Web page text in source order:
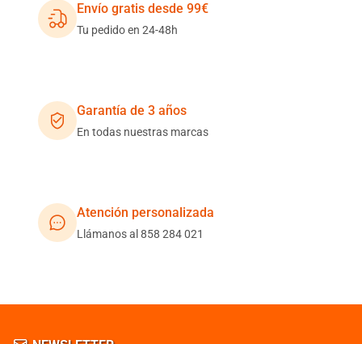
Envío gratis desde 99€
Tu pedido en 24-48h
Garantía de 3 años
En todas nuestras marcas
Atención personalizada
Llámanos al 858 284 021